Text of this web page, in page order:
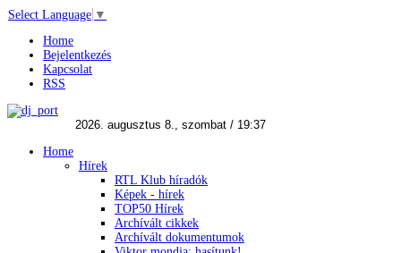
Select Language ▼
Home
Bejelentkezés
Kapcsolat
RSS
Home
Hírek
RTL Klub híradók
Képek - hírek
TOP50 Hírek
Archívált cikkek
Archívált dokumentumok